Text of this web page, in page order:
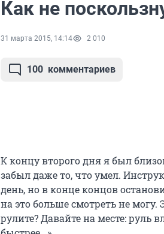
Как не
31 марта 2015, 14:14 2 010
100 комментариев
К концу второго дня я был
забыл даже то, что умел.
день, но в конце концов
на это больше смотреть не
рулите? Давайте на месте: руль